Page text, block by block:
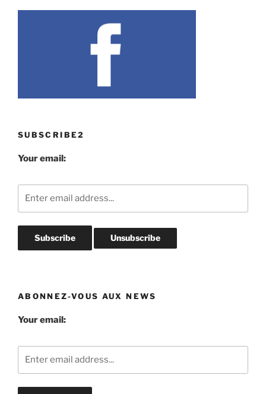
SUBSCRIBE2
Your email:
ABONNEZ-VOUS AUX NEWS
Your email: